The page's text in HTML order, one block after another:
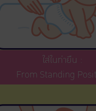
ใส่ในท่ายืน :
From Standing